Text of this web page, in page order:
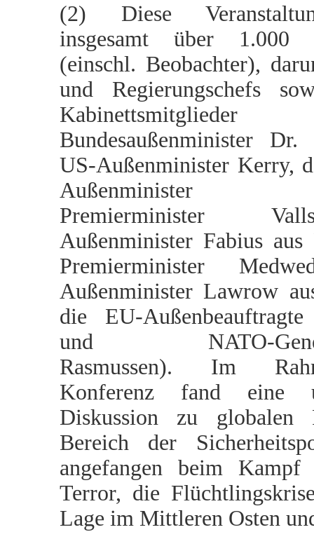
(2) Diese
insgesamt über 1.000
(einschl. Beobachter),
und Regierungschefs
Bundesaußenminister Dr.
US-Außenminister Kerry,
Außenminister
Premierminister
Außenminister Fabius aus
Premierminister
Außenminister Lawrow
die EU-
und NATO-
Rasmussen). Im
Konferenz fand eine
Diskussion zu globalen
Bereich der
angefangen beim Kampf
Terror, die
Lage im Mittleren Osten